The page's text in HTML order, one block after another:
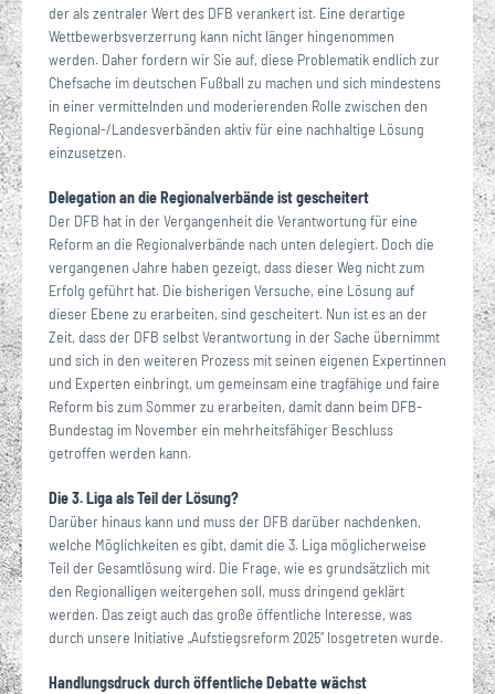
der als zentraler Wert des DFB verankert ist. Eine derartige
Wettbewerbsverzerrung kann nicht länger hingenommen
werden. Daher fordern wir Sie auf, diese Problematik endlich zur
Chefsache im deutschen Fußball zu machen und sich mindestens
in einer vermittelnden und moderierenden Rolle zwischen den
Regional-/Landesverbänden aktiv für eine nachhaltige Lösung
einzusetzen.
Delegation an die Regionalverbände ist gescheitert
Der DFB hat in der Vergangenheit die Verantwortung für eine
Reform an die Regionalverbände nach unten delegiert. Doch die
vergangenen Jahre haben gezeigt, dass dieser Weg nicht zum
Erfolg geführt hat. Die bisherigen Versuche, eine Lösung auf
dieser Ebene zu erarbeiten, sind gescheitert. Nun ist es an der
Zeit, dass der DFB selbst Verantwortung in der Sache übernimmt
und sich in den weiteren Prozess mit seinen eigenen Expertinnen
und Experten einbringt, um gemeinsam eine tragfähige und faire
Reform bis zum Sommer zu erarbeiten, damit dann beim DFB-
Bundestag im November ein mehrheitsfähiger Beschluss
getroffen werden kann.
Die 3. Liga als Teil der Lösung?
Darüber hinaus kann und muss der DFB darüber nachdenken,
welche Möglichkeiten es gibt, damit die 3. Liga möglicherweise
Teil der Gesamtlösung wird. Die Frage, wie es grundsätzlich mit
den Regionalligen weitergehen soll, muss dringend geklärt
werden. Das zeigt auch das große öffentliche Interesse, was
durch unsere Initiative „Aufstiegsreform 2025“ losgetreten wurde.
Handlungsdruck durch öffentliche Debatte wächst